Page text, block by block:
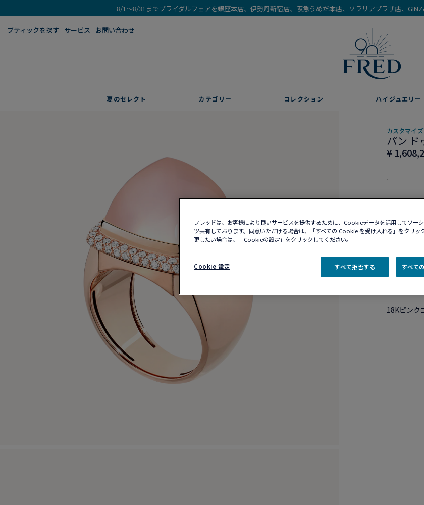
8/1～8/31までブライダルフェアを銀座本店、伊勢丹新宿店、阪急うめだ本店、ソラリアプラザ店、
ブティックを探す​ サービス お問い合わせ
夏のセレクト カテゴリー コレクション ハイジュエリー
カスタマイ
パン
¥
10営業日以内
18Kピン
フレッドは、お客様により良いサービスを提供するために、Cookieデータを活用してソー
ツ共有しております。同意いただける場合は、「すべての Cookie を受け入れる」をクリッ
更したい場合は、「Cookieの設定」をクリックしてください。
Cookie 設定 すべて拒否する すべて